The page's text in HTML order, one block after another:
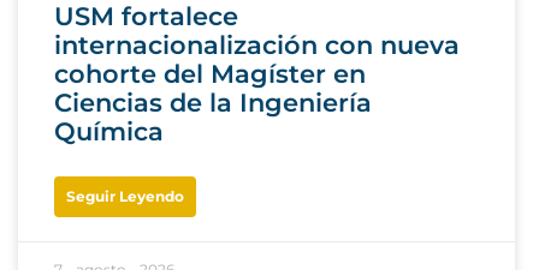
USM fortalece
internacionalización con nueva
cohorte del Magíster en
Ciencias de la Ingeniería
Química
Seguir Leyendo